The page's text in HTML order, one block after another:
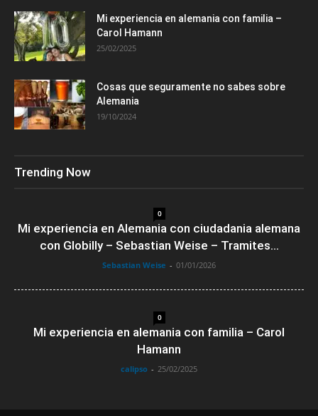
Mi experiencia en alemania con familia –
Carol Hamann
25/02/2025
Cosas que seguramente no sabes sobre
Alemania
19/10/2024
Trending Now
0
Mi experiencia en Alemania con ciudadania alemana
con Globilly – Sebastian Weise – Tramites...
Sebastian Weise - 01/01/2026
0
Mi experiencia en alemania con familia – Carol
Hamann
calipso - 25/02/2025